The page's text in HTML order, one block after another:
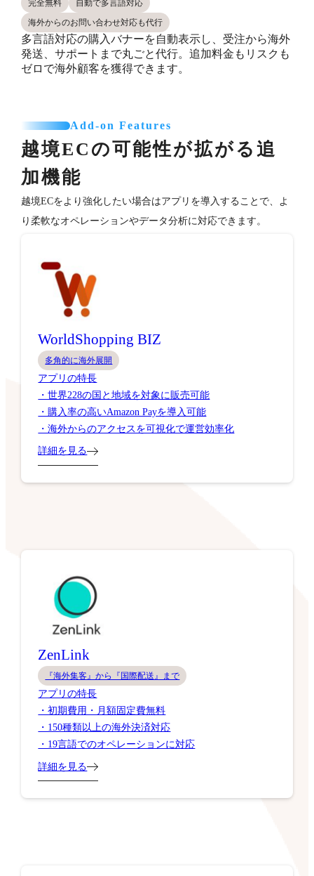
完全無料
自動で多言語対応
海外からのお問い合わせ対応も代行
多言語対応の購入バナーを自動表示し、受注から海外
発送、サポートまで丸ごと代行。追加料金もリスクも
ゼロで海外顧客を獲得できます。
Add-on Features
越境ECの可能性が拡がる追
加機能
越境ECをより強化したい場合はアプリを導入することで、よ
り柔軟なオペレーションやデータ分析に対応できます。
WorldShopping BIZ
多角的に海外展開
アプリの特長
・世界228の国と地域を対象に販売可能
・購入率の高いAmazon Payを導入可能
・海外からのアクセスを可視化で運営効率化
詳細を見る
ZenLink
『海外集客』から『国際配送』まで
アプリの特長
・初期費用・月額固定費無料
・150種類以上の海外決済対応
・19言語でのオペレーションに対応
詳細を見る